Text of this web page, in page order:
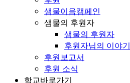
샘물이음캠페인
샘물의 후원자
샘물의 후원자
후원자님의 이야기
후원보고서
후원 소식
학교바로가기